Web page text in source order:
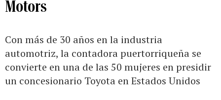
Motors
Con más de 30 años en la industria
automotriz, la contadora puertorriqueña se
convierte en una de las 50 mujeres en presidir
un concesionario Toyota en Estados Unidos